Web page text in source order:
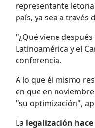
representante
país, ya sea a
"¿Qué viene
Latinoamérica y el
conferencia.
A lo que él mismo
en que en
"su optimización",
La legalización